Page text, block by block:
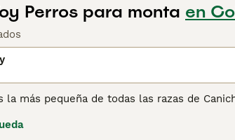
Perros para monta en
la más pequeña de todas las razas de
el Caniche Toy no pierde pelo y este